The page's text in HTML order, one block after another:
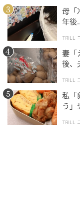
出典：クリギンちゃんね
運ばれてきた立派
さんは「えー！す
母「
年後
TRILL
妻「
後、
TRILL
私「
う」
TRILL